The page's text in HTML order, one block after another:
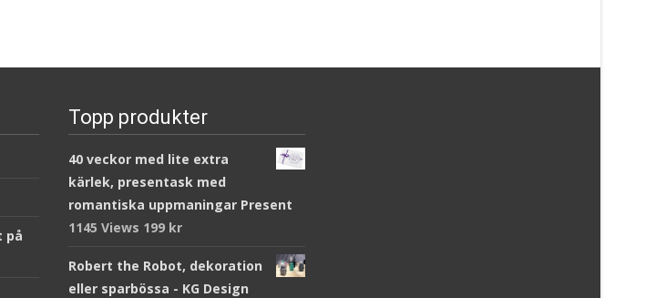
på
Topp produkter
40 veckor med lite extra
kärlek, presentask med
romantiska uppmaningar Present
1145 Views 199 kr
Robert the Robot, dekoration
eller sparbössa - KG Design